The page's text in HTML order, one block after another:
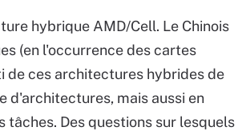
hybrique AMD/Cell. Le Chinois
(en l'occurrence des cartes
de ces architectures hybrides de
d'architectures, mais aussi en
Des questions sur lesquels